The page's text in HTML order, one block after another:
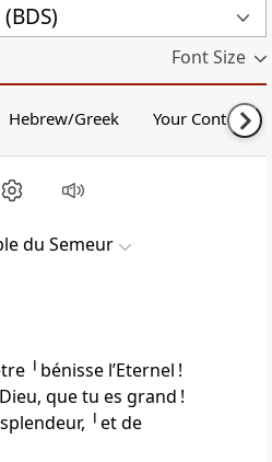
Font Size
Hebrew/Greek Your Content
du Semeur
╵bénisse l’Eternel !
que tu es grand !
╵et de